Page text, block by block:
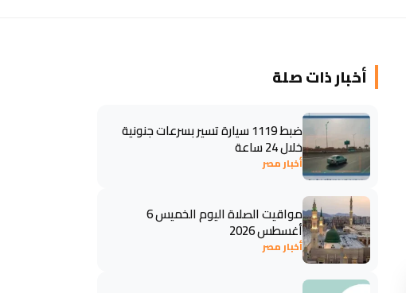
أخبار ذات صلة
ضبط 1119 سيارة تسير بسرعات جنونية
خلال 24 ساعة
أخبار مصر
مواقيت الصلاة اليوم الخميس 6
أغسطس 2026
أخبار مصر